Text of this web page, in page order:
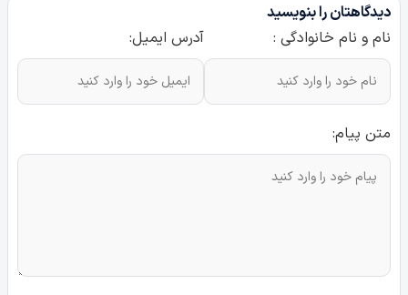
دیدگاهتان را بنویسید
نام و نام خانوادگی :
آدرس ایمیل:
متن پیام: